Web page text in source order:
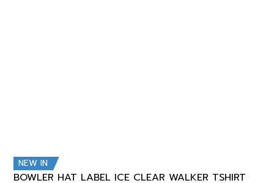
NEW IN
BOWLER HAT LABEL ICE CLEAR WALKER TSHIRT